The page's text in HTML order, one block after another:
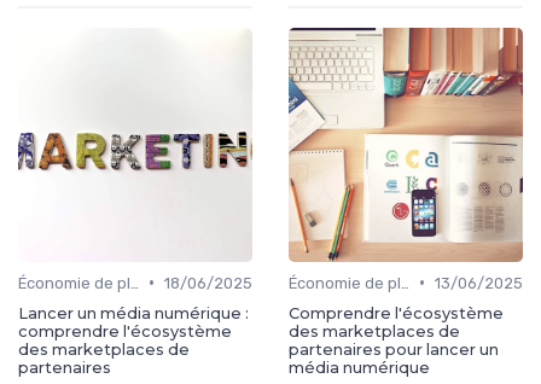
• 18/06/2025
Lancer un média numérique :
comprendre l'écosystème
des marketplaces de
partenaires
• 13/06/2025
Comprendre l'écosystème
des marketplaces de
partenaires pour lancer un
média numérique